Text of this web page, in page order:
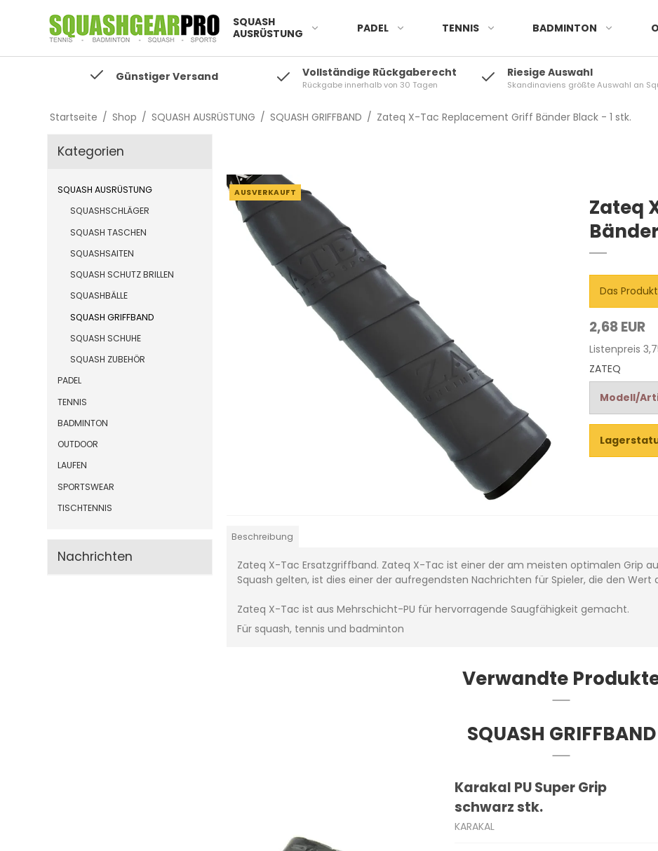
SQUASH
AUSRÜSTUNG
PADEL TENNIS BADMINTON
Günstiger Versand Vollständige Rückgaberecht
Rückgabe innerhalb von 30 Tagen
Riesige Auswahl
Skandinaviens größte Auswahl an
Startseite / Shop / SQUASH AUSRÜSTUNG / SQUASH GRIFFBAND / Zateq X-Tac Replacement Griff Bänder Black - 1 stk.
Kategorien
SQUASH AUSRÜSTUNG
SQUASHSCHLÄGER
SQUASH TASCHEN
SQUASHSAITEN
SQUASH SCHUTZ BRILLEN
SQUASHBÄLLE
SQUASH GRIFFBAND
SQUASH SCHUHE
SQUASH ZUBEHÖR
PADEL
TENNIS
BADMINTON
OUTDOOR
LAUFEN
SPORTSWEAR
TISCHTENNIS
Nachrichten
AUSVERKAUFT
Zateq
Das
2,68 EUR
Listenpreis
ZATEQ
Modell/
Beschreibung
Zateq X-Tac Ersatzgriffband. Zateq X-Tac ist einer der am meisten optimalen Grip
Squash gelten, ist dies einer der aufregendsten Nachrichten für Spieler, die den
Zateq X-Tac ist aus Mehrschicht-PU für hervorragende Saugfähigkeit gemacht.
Für squash, tennis und badminton
Verwandte
SQUASH GRIFFBAND
Karakal PU Super Grip
schwarz stk.
KARAKAL